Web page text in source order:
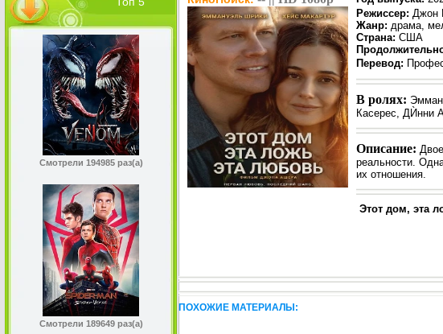
Смотрели 194985 раз(а)
Смотрели 189649 раз(а)
Режиссер: Джон
Жанр: драма,
Страна: США
Перевод:
В ролях:
Касерес, ДЍнни
Описание:
реальности.
их отношения.
Этот дом, эта
ПОХОЖИЕ МАТЕРИАЛЫ: